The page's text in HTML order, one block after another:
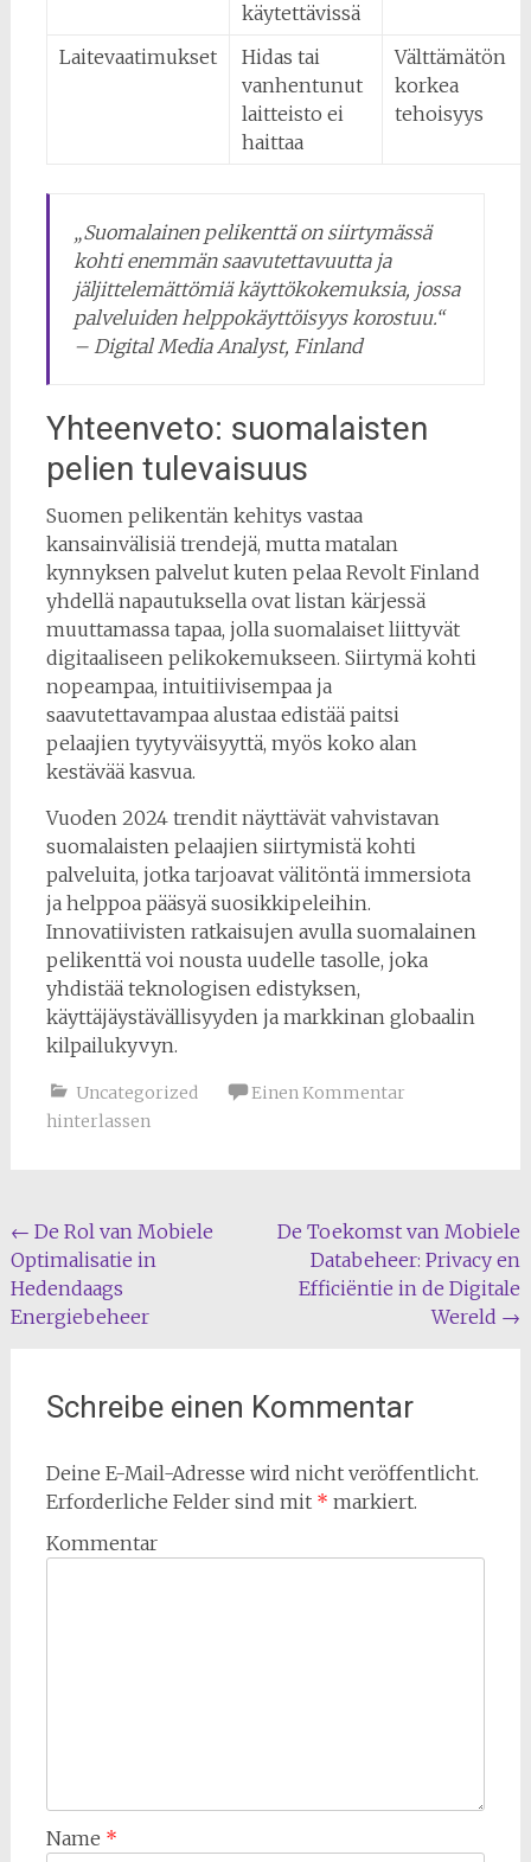
käytettävissä
Laitevaatimukset
Hidas tai
vanhentunut
laitteisto ei
haittaa
Välttämätön
korkea
tehoisyys
„Suomalainen pelikenttä on siirtymässä
kohti enemmän saavutettavuutta ja
jäljittelemättömiä käyttökokemuksia, jossa
palveluiden helppokäyttöisyys korostuu.“
– Digital Media Analyst, Finland
Yhteenveto: suomalaisten
pelien tulevaisuus
Suomen pelikentän kehitys vastaa
kansainvälisiä trendejä, mutta matalan
kynnyksen palvelut kuten pelaa Revolt Finland
yhdellä napautuksella ovat listan kärjessä
muuttamassa tapaa, jolla suomalaiset liittyvät
digitaaliseen pelikokemukseen. Siirtymä kohti
nopeampaa, intuitiivisempaa ja
saavutettavampaa alustaa edistää paitsi
pelaajien tyytyväisyyttä, myös koko alan
kestävää kasvua.
Vuoden 2024 trendit näyttävät vahvistavan
suomalaisten pelaajien siirtymistä kohti
palveluita, jotka tarjoavat välitöntä immersiota
ja helppoa pääsyä suosikkipeleihin.
Innovatiivisten ratkaisujen avulla suomalainen
pelikenttä voi nousta uudelle tasolle, joka
yhdistää teknologisen edistyksen,
käyttäjäystävällisyyden ja markkinan globaalin
kilpailukyvyn.
Uncategorized
Einen Kommentar
hinterlassen
Beitragsnavigation
← De Rol van Mobiele
Optimalisatie in
Hedendaags
Energiebeheer
De Toekomst van Mobiele
Databeheer: Privacy en
Efficiëntie in de Digitale
Wereld →
Schreibe einen Kommentar
Deine E-Mail-Adresse wird nicht veröffentlicht.
Erforderliche Felder sind mit * markiert.
Kommentar
Name *